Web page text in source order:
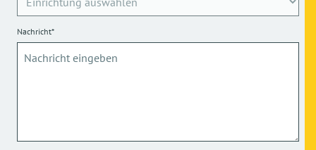
Nachricht*